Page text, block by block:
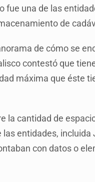
fue una de las
de
de cómo se
contestó que
máxima que éste
la cantidad de
entidades, incluida
con datos o